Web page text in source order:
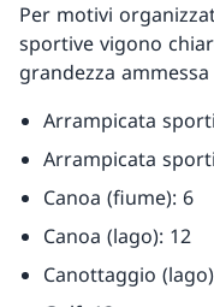
Per motivi
sportive vigono
grandezza
Arrampicata
Arrampicata
Canoa (fiume): 6
Canoa (lago): 12
Canottaggio